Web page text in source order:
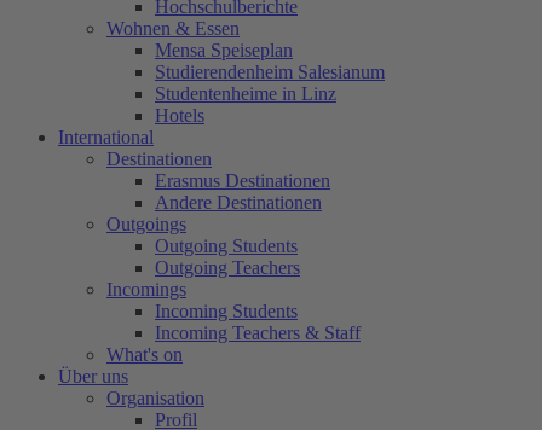
Hochschulberichte
Wohnen & Essen
Mensa Speiseplan
Studierendenheim Salesianum
Studentenheime in Linz
Hotels
International
Destinationen
Erasmus Destinationen
Andere Destinationen
Outgoings
Outgoing Students
Outgoing Teachers
Incomings
Incoming Students
Incoming Teachers & Staff
What's on
Über uns
Organisation
Profil